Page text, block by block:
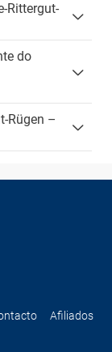
Rittergut-
do
Rügen –
Afiliados